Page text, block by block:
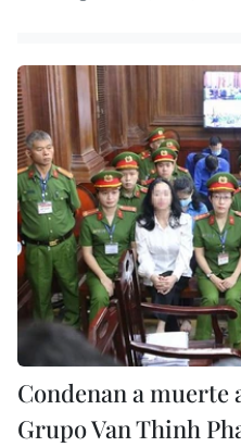
Condenan a muerte
Grupo Van Thinh